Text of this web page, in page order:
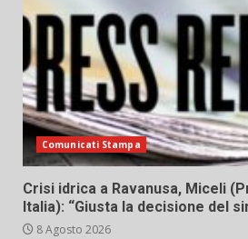
Comunicati Stampa
Crisi idrica a Ravanusa, Miceli
Italia): “Giusta la decisione del
8 Agosto 2026